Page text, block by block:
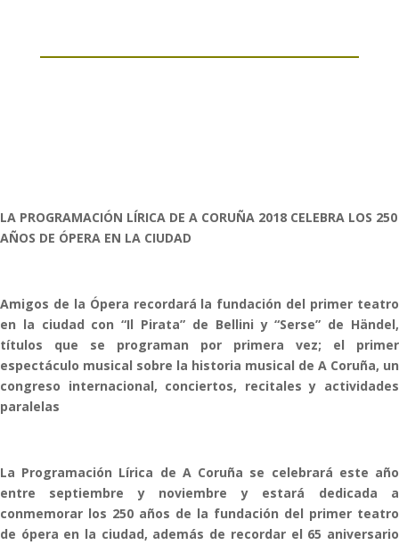
LA PROGRAMACIÓN LÍRICA DE A CORUÑA 2018 CELEBRA LOS 250
AÑOS DE ÓPERA EN LA CIUDAD
Amigos de la Ópera recordará la fundación del primer teatro
en la ciudad con “Il Pirata” de Bellini y “Serse” de Händel,
títulos que se programan por primera vez; el primer
espectáculo musical sobre la historia musical de A Coruña, un
congreso internacional, conciertos, recitales y actividades
paralelas
La Programación Lírica de A Coruña se celebrará este año
entre septiembre y noviembre y estará dedicada a
conmemorar los 250 años de la fundación del primer teatro
de ópera en la ciudad, además de recordar el 65 aniversario